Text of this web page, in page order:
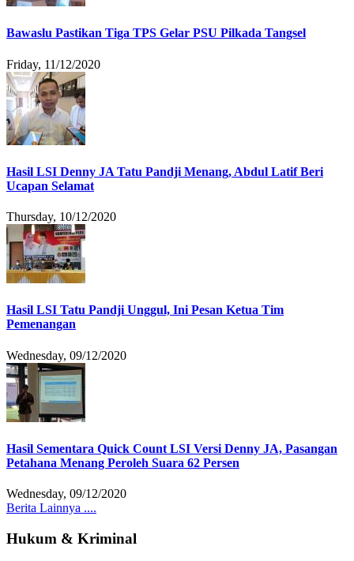
Bawaslu Pastikan Tiga TPS Gelar PSU Pilkada Tangsel
Friday, 11/12/2020
Hasil LSI Denny JA Tatu Pandji Menang, Abdul Latif Beri
Ucapan Selamat
Thursday, 10/12/2020
Hasil LSI Tatu Pandji Unggul, Ini Pesan Ketua Tim
Pemenangan
Wednesday, 09/12/2020
Hasil Sementara Quick Count LSI Versi Denny JA, Pasangan
Petahana Menang Peroleh Suara 62 Persen
Wednesday, 09/12/2020
Berita Lainnya ....
Hukum & Kriminal